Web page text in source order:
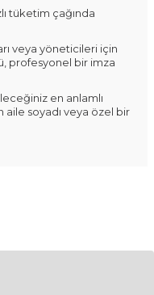
tüketim çağında
veya yöneticileri için
profesyonel bir imza
en anlamlı
aile soyadı veya özel bir